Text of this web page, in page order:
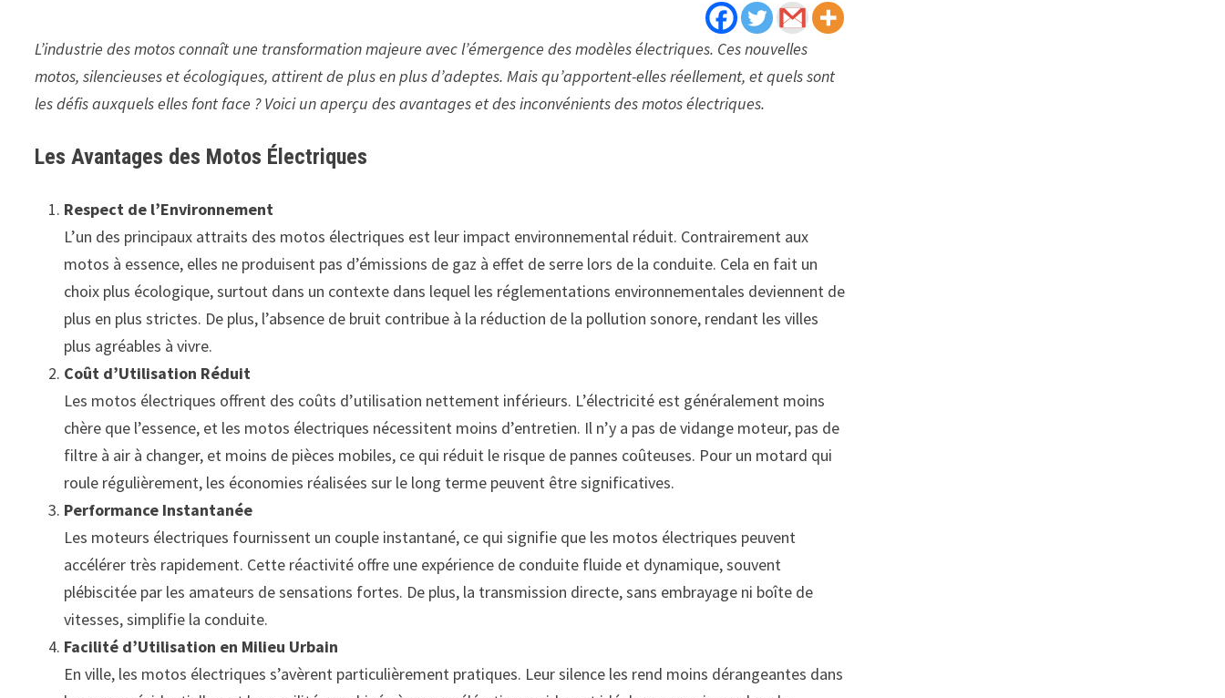
L’industrie des motos connaît une transformation majeure avec l’émergence des modèles électriques. Ces nouvelles
motos, silencieuses et écologiques, attirent de plus en plus d’adeptes. Mais qu’apportent-elles réellement, et quels sont
les défis auxquels elles font face ? Voici un aperçu des avantages et des inconvénients des motos électriques.
Les Avantages des Motos Électriques
Respect de l’Environnement
L’un des principaux attraits des motos électriques est leur impact environnemental réduit. Contrairement aux
motos à essence, elles ne produisent pas d’émissions de gaz à effet de serre lors de la conduite. Cela en fait un
choix plus écologique, surtout dans un contexte dans lequel les réglementations environnementales deviennent de
plus en plus strictes. De plus, l’absence de bruit contribue à la réduction de la pollution sonore, rendant les villes
plus agréables à vivre.
Coût d’Utilisation Réduit
Les motos électriques offrent des coûts d’utilisation nettement inférieurs. L’électricité est généralement moins
chère que l’essence, et les motos électriques nécessitent moins d’entretien. Il n’y a pas de vidange moteur, pas de
filtre à air à changer, et moins de pièces mobiles, ce qui réduit le risque de pannes coûteuses. Pour un motard qui
roule régulièrement, les économies réalisées sur le long terme peuvent être significatives.
Performance Instantanée
Les moteurs électriques fournissent un couple instantané, ce qui signifie que les motos électriques peuvent
accélérer très rapidement. Cette réactivité offre une expérience de conduite fluide et dynamique, souvent
plébiscitée par les amateurs de sensations fortes. De plus, la transmission directe, sans embrayage ni boîte de
vitesses, simplifie la conduite.
Facilité d’Utilisation en Milieu Urbain
En ville, les motos électriques s’avèrent particulièrement pratiques. Leur silence les rend moins dérangeantes dans